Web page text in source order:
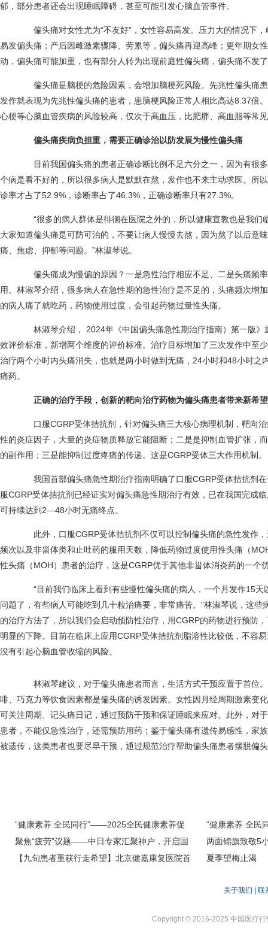
郁，部分患者还会出现睡眠障碍，甚至可能引发心脑血管事件。
偏头痛对女性尤为“不友好”，女性容易高发。压力大的情况下，
易发偏头痛；产后因雌激素骤降、劳累等，偏头痛再迎高峰；更年期女
动，偏头痛可能加重，也有部分人转为出现前庭性偏头痛，偏头痛不发
偏头痛是脑梗的危险因素，会增加脑梗死风险。先兆性偏头痛
发作就表现为先兆性偏头痛的患者，患脑梗风险正常人相比高达8.37倍
心梗等心脑血管疾病的风险较高，仅次于高血压，比肥胖、高血脂等常
偏头痛疾病负担重，需要正确诊治以防发展为慢性偏头痛
目前我国偏头痛的患者正确诊断比例不足六分之一，因为有很
个病是看不好的，所以很多病人是默默在熬，发作也不来主动求医。所
诊率才占了52.9%，诊断率占了46.3%，正确诊断率只有27.3%。
“很多的病人群体是徘徊在医院之外的，所以健康宣教也是我们
大家知道偏头痛是可防可治的，不要让病人慢慢去熬，因为熬了以后意
痛、焦虑、抑郁等问题。”林淑琴说。
偏头痛成为慢偏的原因？一是急性治疗相应不足、二是头痛频
用。林淑琴介绍，很多病人在急性期的急性治疗是不足的，头痛频次增
的病人痛了就吃药，药物使用过度，会引起药物过量性头痛。
林淑琴介绍， 2024年《中国偏头痛急性期治疗指南）第一版》
效评价标准，新增两个维度的评价标准。治疗目标增加了三次发作中至
治疗两个小时内头痛消失，也就是两小时做到无痛，24小时和48小时之
痛药。
正确的治疗手段，创新的靶向治疗药物为偏头痛患者带来新希望
口服CGRP受体拮抗剂，针对偏头痛三大核心病理机制，靶向治
性的炎症因子，大量的炎症物质释放它能阻断；二是是抑制血管扩张，
的副作用；三是能抑制过度疼痛的传递。这是CGRP受体三大作用机制。
我国首部偏头痛急性期治疗指南明确了口服CGRP受体拮抗剂在
服CGRP受体拮抗剂已经证实对偏头痛急性期治疗有效，已在我国完成
可持续达到2—48小时无痛终点。
此外，口服CGRP受体拮抗剂不仅可以控制偏头痛的急性发作，
频次以及非甾体类和止吐药的服用天数，降低药物过度使用性头痛（
性头痛（MOH）患者的治疗，这是CGRP优于其他非甾体消炎药的一个
“目前我们临床上看到有些慢性偏头痛的病人，一个月发作15天
问题了，有些病人可能吃到几十粒治痛要，非常痛苦。”林淑琴说，这些
的治疗方法了，所以我们会启动预防性治疗，用CGRP的药物进行预防
明显的下降。目前在临床上应用CGRP受体拮抗剂脂溶性比较低，不容
没有引起心脑血管收缩的风险。
林淑琴建议，对于偏头痛患者而言，生活方式干预应置于首位
啡、巧克力等饮食因素都是偏头痛的诱发因素。女性因月经周期激素变
可关注周期、记头痛日记，通过预防干预和保证睡眠来应对。此外，对
患者，不能仅急性治疗，还需预防用药；鉴于偏头痛有遗传易感性，家
被遗传，这类患者也要尽早干预，通过规范治疗帮助偏头痛患者摆脱偏
“健康素养 全民同行”——2025全民健康素养促
进行动基层动员会（浙江站）在宁波召开
“健康素养 全
进行动基层动员
聚焦“疲劳”议题——中日专家汇聚神户，开启国
际合作新篇章
两面锦旗致敬5
力重症患者从昏
【九旬患者重获行走希望】北京健嘉康复医院首
夏季望梅止渴
关于我们 联
Copyright © 2016-2025 中国医疗